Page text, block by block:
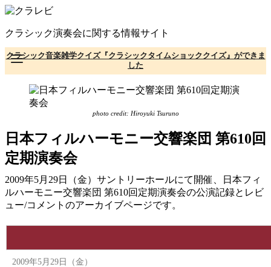
コ
テ
ン
ツ
へ
クラシック演奏会に関する情報サイト
クラシック音楽雑学クイズ『クラシックタイムショッククイズ』ができま
した
photo credit: Hiroyuki Tsuruno
日本フィルハーモニー交響楽団 第610回
定期演奏会
2009年5月29日（金）サントリーホールにて開催、日本フィ
ルハーモニー交響楽団 第610回定期演奏会の公演記録とレビ
ュー/コメントのアーカイブページです。
2009年5月29日（金）